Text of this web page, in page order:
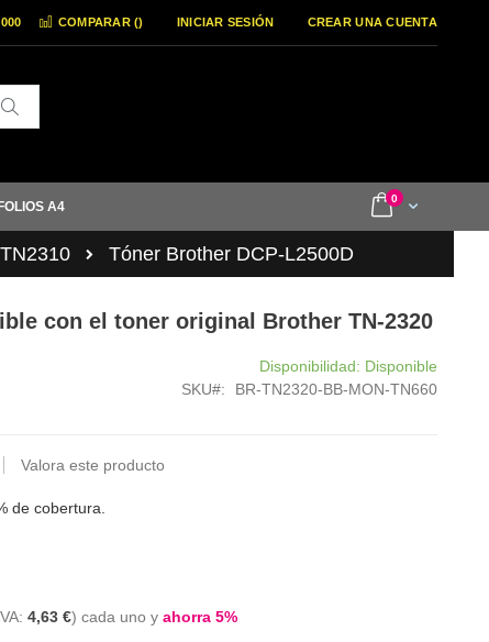
COMPARAR () INICIAR SESIÓN CREAR UNA CUENTA
Cart
0items
A4
Tóner Brother DCP-L2500D
con el toner original Brother TN-2320
Disponibilidad: Disponible
SKU
BR-TN2320-BB-MON-TN660
Valora este producto
de cobertura.
4,63 € cada uno y ahorra 5%